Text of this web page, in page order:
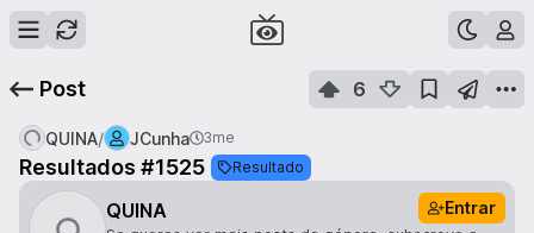
Post 6
QUINA/ JCunha 3me
Resultados #1525 Resultado
QUINA Entrar